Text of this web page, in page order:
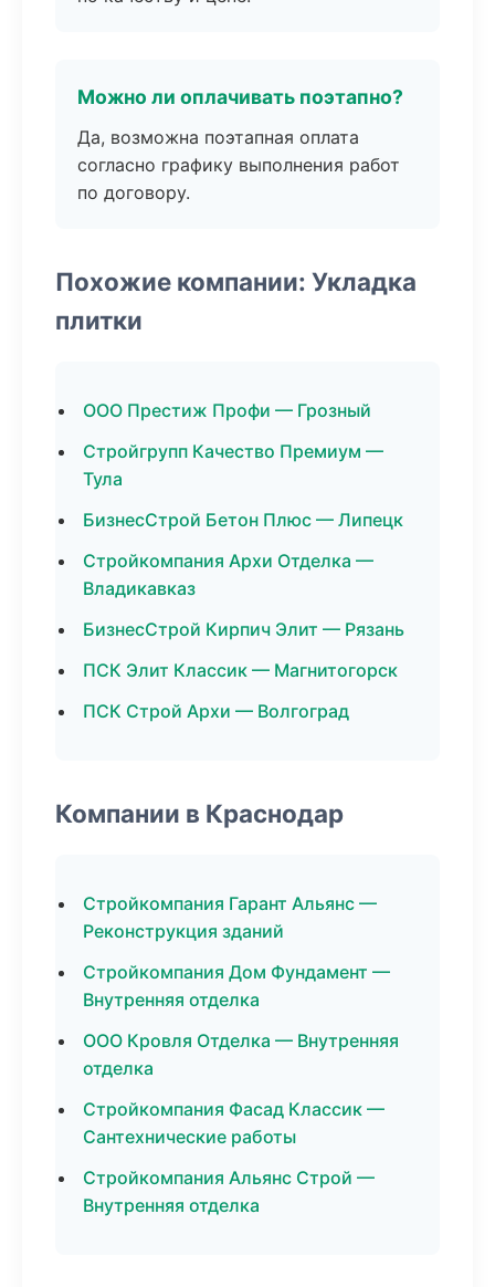
Можно ли оплачивать поэтапно?
Да, возможна поэтапная оплата
согласно графику выполнения работ
по договору.
Похожие компании: Укладка
плитки
ООО Престиж Профи — Грозный
Стройгрупп Качество Премиум —
Тула
БизнесСтрой Бетон Плюс — Липецк
Стройкомпания Архи Отделка —
Владикавказ
БизнесСтрой Кирпич Элит — Рязань
ПСК Элит Классик — Магнитогорск
ПСК Строй Архи — Волгоград
Компании в Краснодар
Стройкомпания Гарант Альянс —
Реконструкция зданий
Стройкомпания Дом Фундамент —
Внутренняя отделка
ООО Кровля Отделка — Внутренняя
отделка
Стройкомпания Фасад Классик —
Сантехнические работы
Стройкомпания Альянс Строй —
Внутренняя отделка